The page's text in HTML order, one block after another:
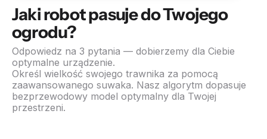
Jaki robot pasuje do Twojego
ogrodu?
Odpowiedz na 3 pytania — dobierzemy dla Ciebie
optymalne urządzenie.
Określ wielkość swojego trawnika za pomocą
zaawansowanego suwaka. Nasz algorytm dopasuje
bezprzewodowy model optymalny dla Twojej
przestrzeni.